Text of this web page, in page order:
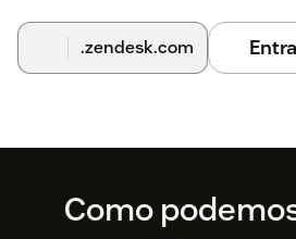
.zendesk.com
FooterComo